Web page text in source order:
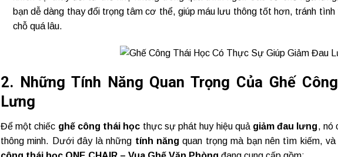
bạn dễ dàng thay đổi trọng tâm cơ thể, giúp máu lưu thông tốt hơn, tránh
chỗ quá lâu.
2. Những Tính Năng Quan Trọng Của Ghế
Lưng
Để một chiếc ghế công thái học thực sự phát huy hiệu quả giảm đau lưng, nó
thông minh. Dưới đây là những tính năng quan trọng mà bạn nên tìm kiếm,